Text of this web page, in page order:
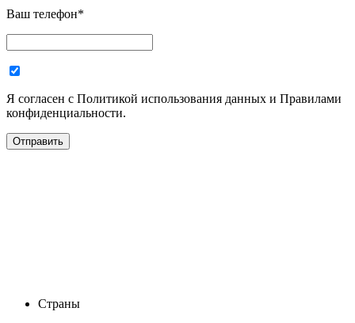
Ваш телефон*
Я согласен с Политикой использования данных и Правилами
конфиденциальности.
Страны